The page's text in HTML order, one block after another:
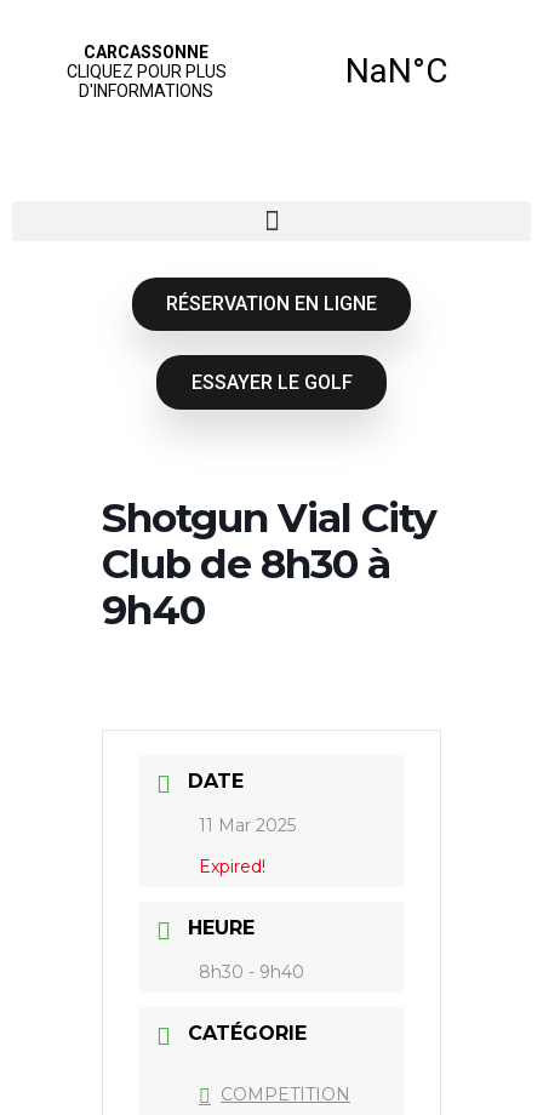
RÉSERVATION EN LIGNE
ESSAYER LE GOLF
Shotgun Vial City
Club de 8h30 à
9h40
DATE
11 Mar 2025
Expired!
HEURE
8h30 - 9h40
CATÉGORIE
COMPETITION